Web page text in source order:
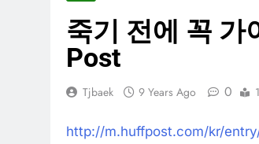
죽기 전에 꼭 가
Post
Tjbaek 9 Years Ago 0
http://m.huffpost.com/kr/